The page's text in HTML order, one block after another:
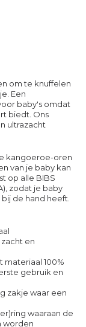
om te knuffelen
Een
baby's omdat
biedt. Ons
ultrazacht
kangoeroe-oren
van je baby kan
op alle BIBS
zodat je baby
de hand heeft.
en
materiaal 100%
gebruik en
zakje waar een
waaraan de
worden